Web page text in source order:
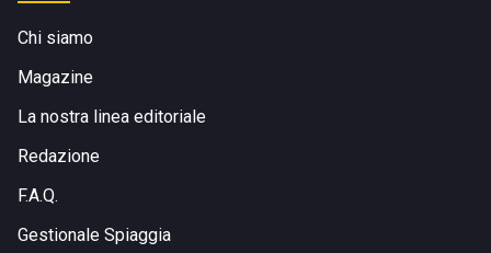
Chi siamo
Magazine
La nostra linea editoriale
Redazione
F.A.Q.
Gestionale Spiaggia